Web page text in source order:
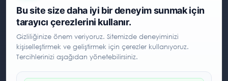
Bu site size daha iyi bir deneyim sunmak için
tarayıcı çerezlerini kullanır.
Gizliliğinize önem veriyoruz. Sitemizde deneyiminizi
kişiselleştirmek ve geliştirmek için çerezler kullanıyoruz.
Tercihlerinizi aşağıdan yönetebilirsiniz.